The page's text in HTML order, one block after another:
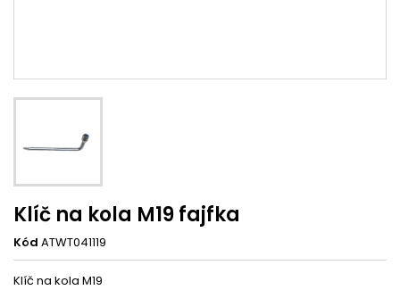
Klíč na kola M19 fajfka
Kód ATWT041119
Klíč na kola M19